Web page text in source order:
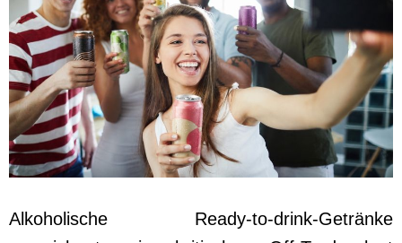
Alkoholische Ready-to-drink-Getränke